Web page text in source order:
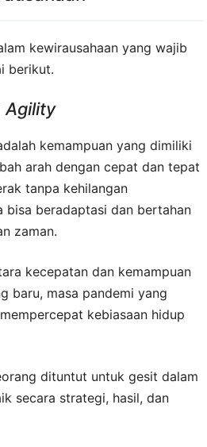
kewirausahaan yang wajib
berikut.
Agility
kemampuan yang dimiliki
arah dengan cepat dan tepat
tanpa kehilangan
bisa beradaptasi dan bertahan
zaman.
kecepatan dan kemampuan
baru, masa pandemi yang
kebiasaan hidup
dituntut untuk gesit dalam
secara strategi, hasil, dan